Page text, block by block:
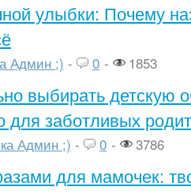
улыбки: Почему
Админ ;) - 0 - 1853
выбирать детскую
для заботливых
Админ ;) - 0 - 3786
для мамочек: